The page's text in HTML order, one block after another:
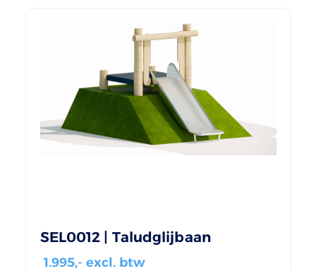
SEL0012 | Taludglijbaan
1.995,- excl. btw